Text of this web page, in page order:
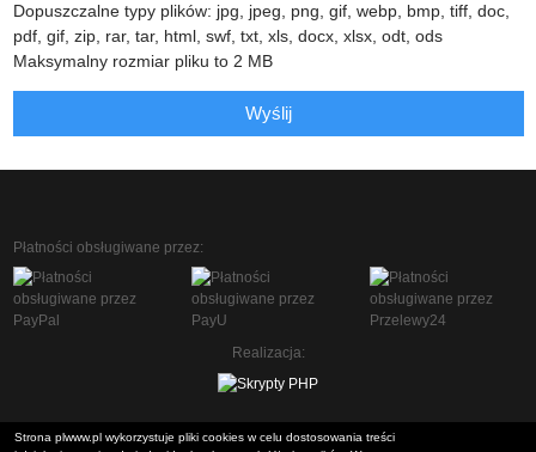
Dopuszczalne typy plików: jpg, jpeg, png, gif, webp, bmp, tiff, doc,
pdf, gif, zip, rar, tar, html, swf, txt, xls, docx, xlsx, odt, ods
Maksymalny rozmiar pliku to 2 MB
Wyślij
Płatności obsługiwane przez:
Realizacja:
Strona plwww.pl wykorzystuje pliki cookies w celu dostosowania treści